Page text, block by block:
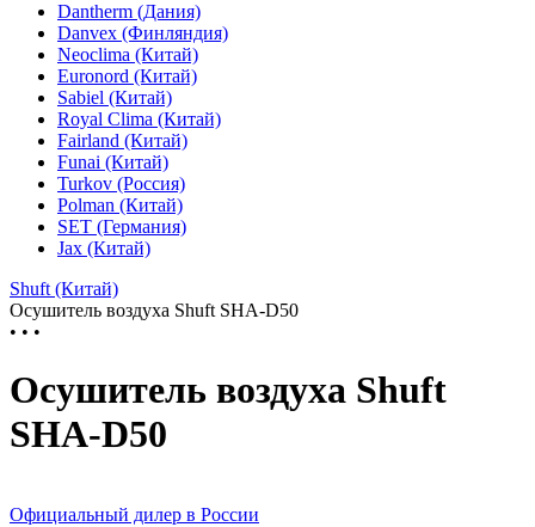
Dantherm (Дания)
Danvex (Финляндия)
Neoclima (Китай)
Euronord (Китай)
Sabiel (Китай)
Royal Clima (Китай)
Fairland (Китай)
Funai (Китай)
Turkov (Россия)
Polman (Китай)
SET (Германия)
Jax (Китай)
Shuft (Китай)
Осушитель воздуха Shuft SHA-D50
• • •
Осушитель воздуха Shuft
SHA-D50
Официальный дилер в России